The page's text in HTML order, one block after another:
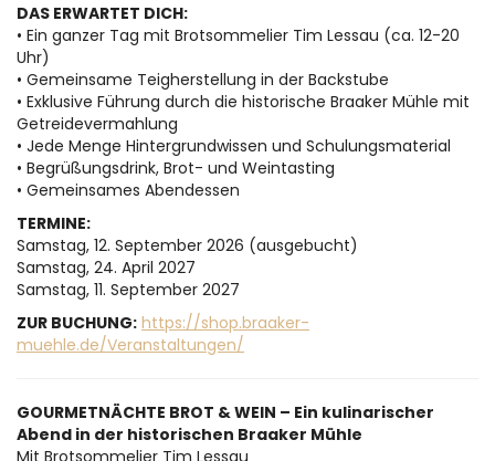
DAS ERWARTET DICH:
• Ein ganzer Tag mit Brotsommelier Tim Lessau (ca. 12-20
Uhr)
• Gemeinsame Teigherstellung in der Backstube
• Exklusive Führung durch die historische Braaker Mühle mit
Getreidevermahlung
• Jede Menge Hintergrundwissen und Schulungsmaterial
• Begrüßungsdrink, Brot- und Weintasting
• Gemeinsames Abendessen
TERMINE:
Samstag, 12. September 2026 (ausgebucht)
Samstag, 24. April 2027
Samstag, 11. September 2027
ZUR BUCHUNG: https://shop.braaker-
muehle.de/Veranstaltungen/
GOURMETNÄCHTE BROT & WEIN – Ein kulinarischer
Abend in der historischen Braaker Mühle
Mit Brotsommelier Tim Lessau